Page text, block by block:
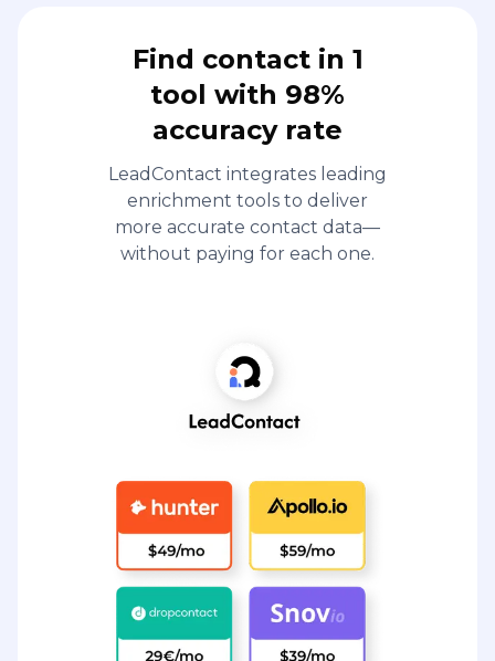
Find contact in 1
tool with 98%
accuracy rate
LeadContact integrates leading
enrichment tools to deliver
more accurate contact data—
without paying for each one.